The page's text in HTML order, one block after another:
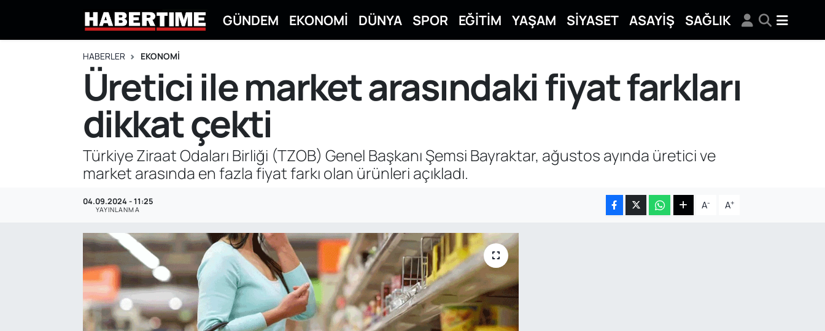
GÜNDEM EKONOMİ DÜNYA SPOR EĞİTİM YAŞAM SİYASET ASAYİŞ SAĞLIK
HABERLER EKONOMİ
Üretici ile market arasındaki fiyat farkları
dikkat çekti
Türkiye Ziraat Odaları Birliği (TZOB) Genel Başkanı Şemsi Bayraktar, ağustos ayında üretici ve
market arasında en fazla fiyat farkı olan ürünleri açıkladı.
04.09.2024 - 11:25
YAYINLANMA A- A+
Eskişehir Hava Durumu
Eskişehir Namaz Vakitleri
Eskişehir Trafik Yoğunluk Haritası
Süper Lig Puan Durumu ve Fikstür
Tüm Manşetler
Son Dakika Haberleri
Haber Arşivi